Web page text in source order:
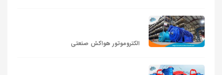
الکتروموتور هواکش صنعتی